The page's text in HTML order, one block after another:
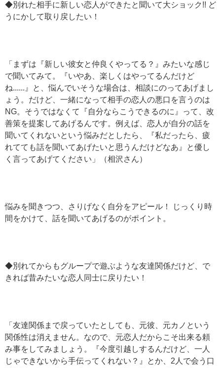
◆別れた相手に新しい恋人ができたと聞いて大ショック!! ど
うにかして取り戻したい！
「まずは『新しい彼女と仲良くやってる？』みたいな感じ
で聞いてみて。『いやあ、楽しくはやってるんだけど
ね......』と、悩んでいそうな場合は、相談にのってあげまし
ょう。だけど、一緒になって相手の恋人の悪口を言うのは
NG。そうではなくて『自分ならこうできるのに』って、改
善策を提案してあげるんです。例えば、恋人が自分の話を
聞いてくれないという悩みだとしたら、『私だったら、疲
れてても話を聞いてあげたいと思うんだけどなあ』と優し
く言ってあげてください」（相沢さん）
悩みを聞きつつ、さりげなく自分をアピール！ じっくり時
間をかけて、話を聞いてあげるのがポイント。
◆別れてからもグループで遊ぶような友達関係だけど、で
きれば昔みたいな恋人同士に戻りたい！
「友達関係まで戻っていたとしても、元彼、元カノという
関係性は消えません。なので、元恋人だからこそ出来る頼
み事をしてみましょう。『今度引越しするんだけど、一人
じゃできないから手伝ってくれない？』とか、2人で会う口